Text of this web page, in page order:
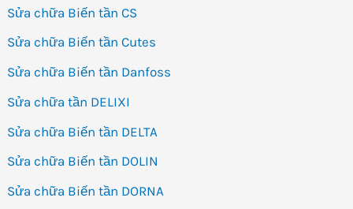
Sửa chữa Biến tần CS
Sửa chữa Biến tần Cutes
Sửa chữa Biến tần Danfoss
Sửa chữa tần DELIXI
Sửa chữa Biến tần DELTA
Sửa chữa Biến tần DOLIN
Sửa chữa Biến tần DORNA